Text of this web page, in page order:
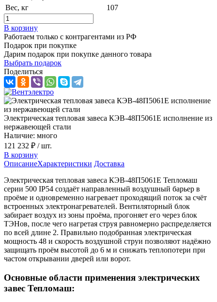
Вес, кг
107
В корзину
Работаем только с контрагентами из РФ
Подарок при покупке
Дарим подарок при покупке данного товара
Выбрать подарок
Поделиться
Электрическая тепловая завеса КЭВ-48П5061E исполнение из
нержавеющей стали
Наличие: много
121 232 ₽ / шт.
В корзину
ОписаниеХарактеристики Доставка
Электрическая тепловая завеса КЭВ-48П5061E Тепломаш
серии 500 IP54 создаёт направленный воздушный барьер в
проёме и одновременно нагревает проходящий поток за счёт
встроенных электронагревателей. Вентиляторный блок
забирает воздух из зоны проёма, прогоняет его через блок
ТЭНов, после чего нагретая струя равномерно распределяется
по всей длине 2. Правильно подобранная электрическая
мощность 48 и скорость воздушной струи позволяют надёжно
защищать проём высотой до 6 м и снижать теплопотери при
частом открывании дверей или ворот.
Основные области применения электрических
завес Тепломаш: